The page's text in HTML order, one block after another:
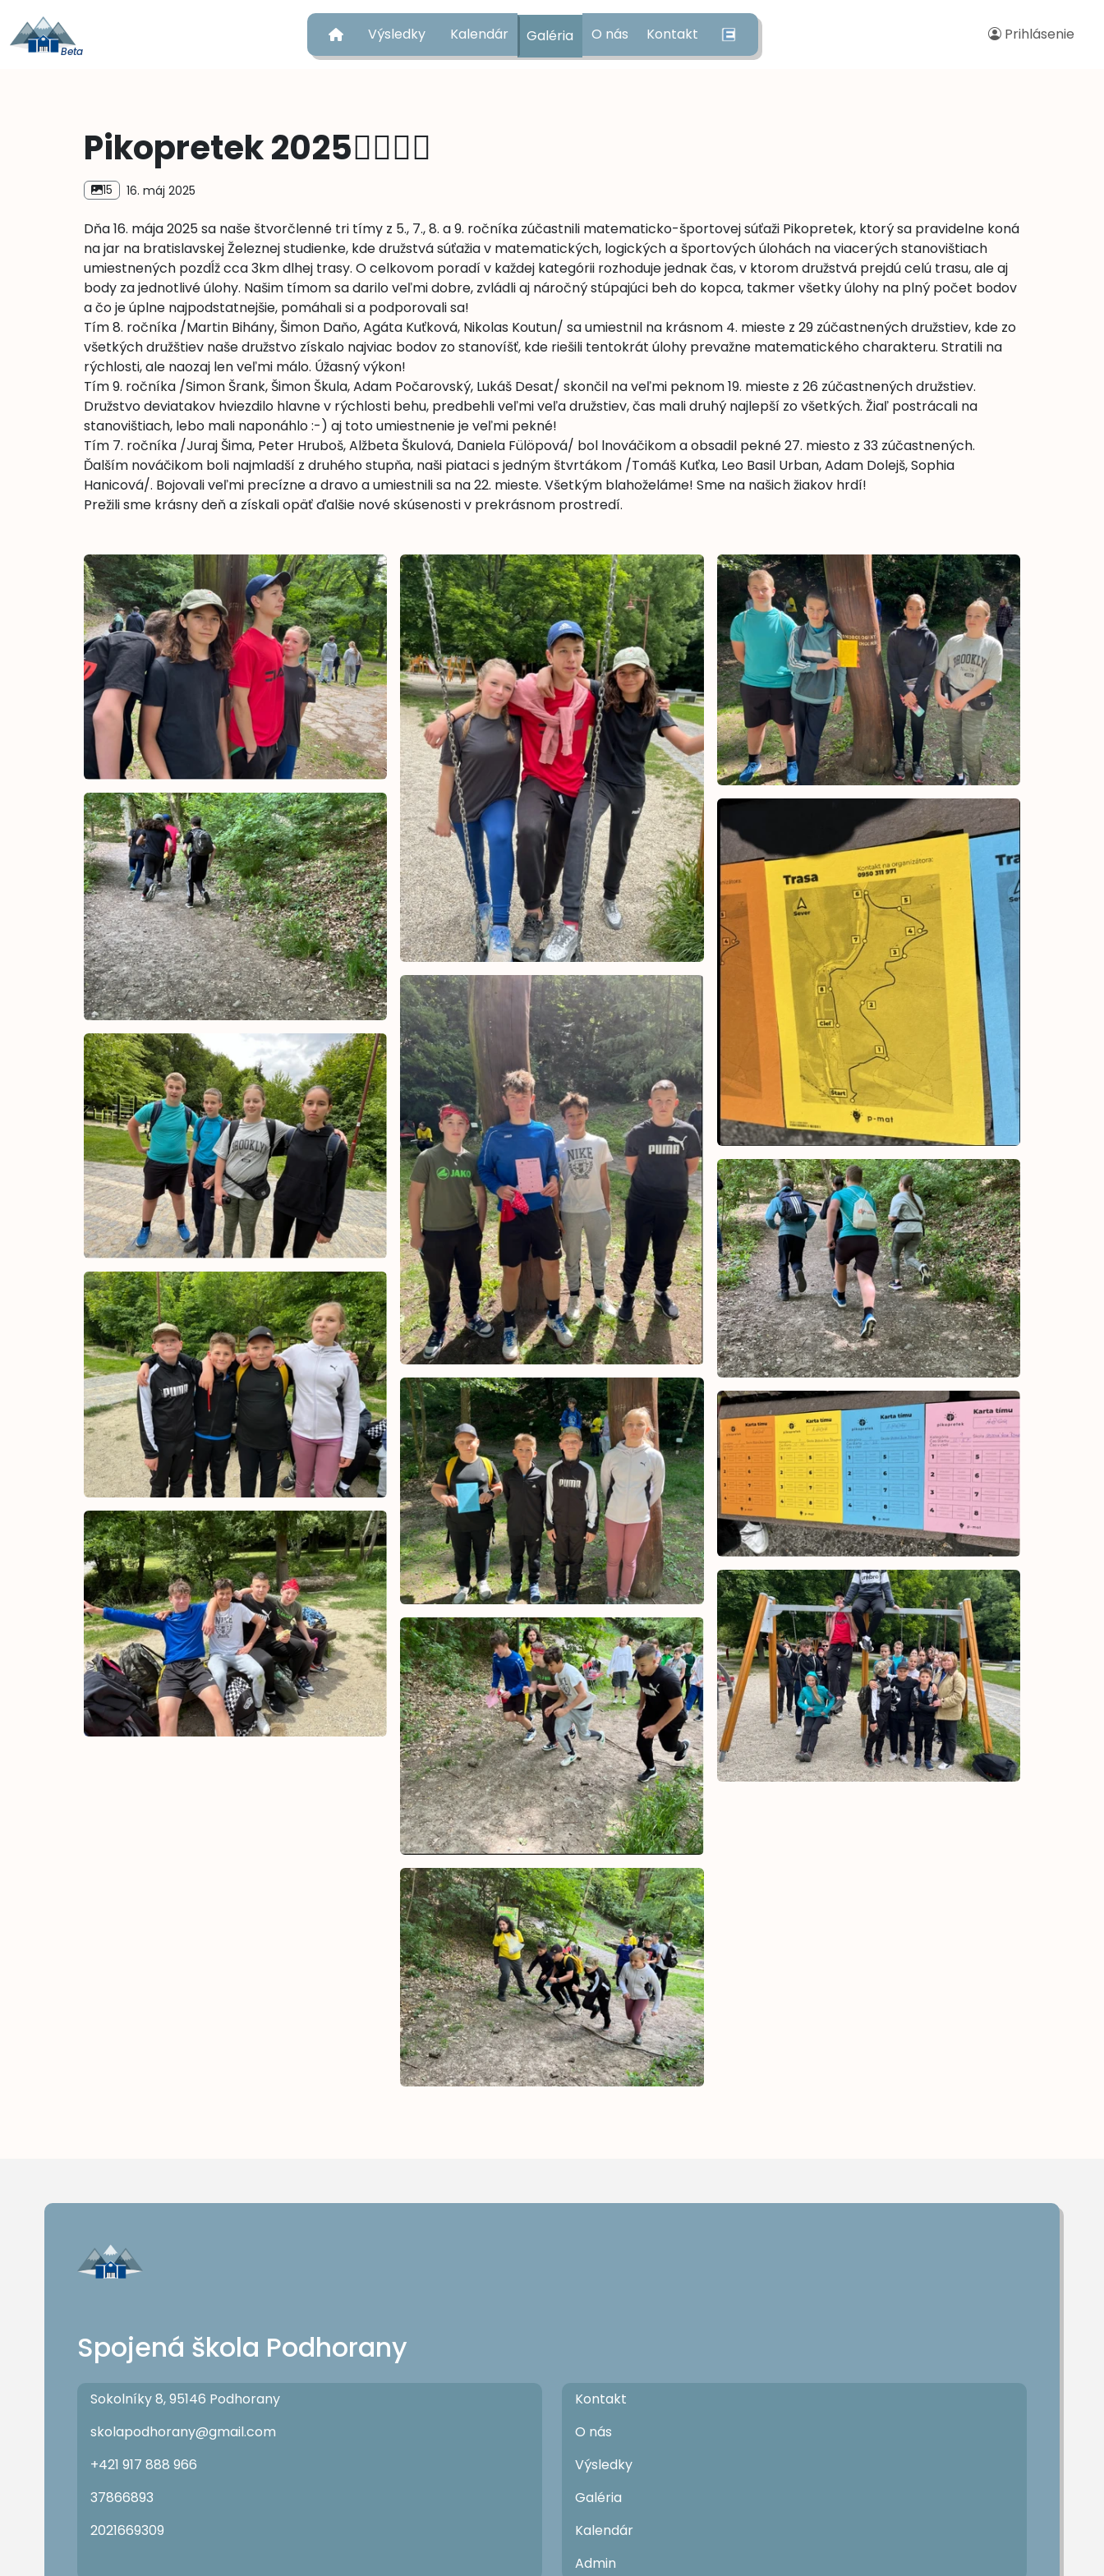
HomeVýsledky Kalendár Galéria O nás Kontakt Edupage Prihlásenie
Pikopretek 2025🏃‍♀️🏃‍♂️
15 16. máj 2025
Dňa 16. mája 2025 sa naše štvorčlenné tri tímy z 5., 7., 8. a 9. ročníka zúčastnili matematicko-športovej súťaži Pikopretek, ktorý sa pravidelne koná
na jar na bratislavskej Železnej studienke, kde družstvá súťažia v matematických, logických a športových úlohách na viacerých stanovištiach
umiestnených pozdĺž cca 3km dlhej trasy. O celkovom poradí v každej kategórii rozhoduje jednak čas, v ktorom družstvá prejdú celú trasu, ale aj
body za jednotlivé úlohy. Našim tímom sa darilo veľmi dobre, zvládli aj náročný stúpajúci beh do kopca, takmer všetky úlohy na plný počet bodov
a čo je úplne najpodstatnejšie, pomáhali si a podporovali sa!
Tím 8. ročníka /Martin Bihány, Šimon Daňo, Agáta Kuťková, Nikolas Koutun/ sa umiestnil na krásnom 4. mieste z 29 zúčastnených družstiev, kde zo
všetkých družštiev naše družstvo získalo najviac bodov zo stanovíšť, kde riešili tentokrát úlohy prevažne matematického charakteru. Stratili na
rýchlosti, ale naozaj len veľmi málo. Úžasný výkon!
Tím 9. ročníka /Simon Šrank, Šimon Škula, Adam Počarovský, Lukáš Desat/ skončil na veľmi peknom 19. mieste z 26 zúčastnených družstiev.
Družstvo deviatakov hviezdilo hlavne v rýchlosti behu, predbehli veľmi veľa družstiev, čas mali druhý najlepší zo všetkých. Žiaľ postrácali na
stanovištiach, lebo mali naponáhlo :-) aj toto umiestnenie je veľmi pekné!
Tím 7. ročníka /Juraj Šima, Peter Hruboš, Alžbeta Škulová, Daniela Fülöpová/ bol lnováčikom a obsadil pekné 27. miesto z 33 zúčastnených.
Ďalším nováčikom boli najmladší z druhého stupňa, naši piataci s jedným štvrtákom /Tomáš Kuťka, Leo Basil Urban, Adam Dolejš, Sophia
Hanicová/. Bojovali veľmi precízne a dravo a umiestnili sa na 22. mieste. Všetkým blahoželáme! Sme na našich žiakov hrdí!
Prežili sme krásny deň a získali opäť ďalšie nové skúsenosti v prekrásnom prostredí.
Spojená škola Podhorany
Sokolníky 8, 95146 Podhorany
skolapodhorany@gmail.com
+421 917 888 966
37866893
2021669309
Kontakt
O nás
Výsledky
Galéria
Kalendár
Admin